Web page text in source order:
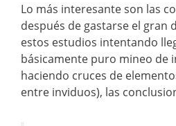
Lo más interesante son las
después de gastarse el gran
estos estudios intentando
básicamente puro mineo de
haciendo cruces de
entre inviduos), las